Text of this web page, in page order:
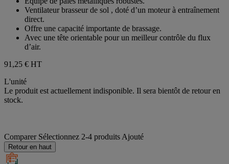
Ventilateur brasseur de sol , doté d’un moteur à entraînement
direct.
Offre une capacité importante de brassage.
Avec une tête orientable pour un meilleur contrôle du flux
d’air.
91,25 € HT
L'unité
Le produit est actuellement indisponible. Il sera bientôt de retour en
stock.
Comparer Sélectionnez 2-4 produits Ajouté
Retour en haut